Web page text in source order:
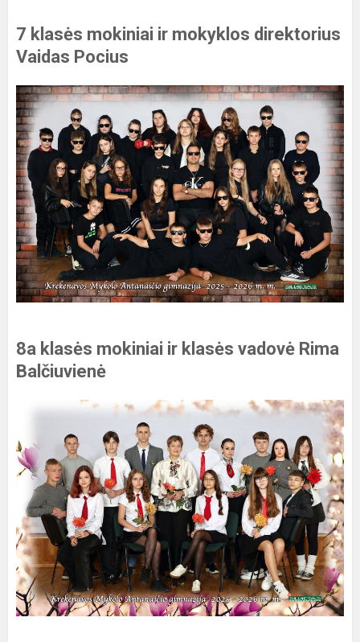
7 klasės mokiniai ir mokyklos direktorius
Vaidas Pocius
8a klasės mokiniai ir klasės vadovė Rima
Balčiuvienė